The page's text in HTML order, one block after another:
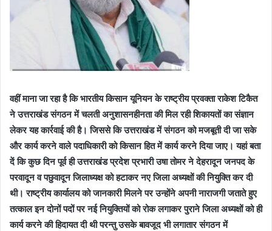
वहीं माना जा रहा है कि भारतीय किसान यूनियन के राष्ट्रीय प्रवक्ता राकेश टिकैत
ने उत्तराखंड संगठन में चलती अनुशासनहीनता की मिल रही शिकायतों का संज्ञान
लेकर यह कार्रवाई की है। जिससे कि उत्तराखंड में संगठन को मजबूती दी जा सके
और कार्य करने वाले पदाधिकारी को किसान हित में कार्य करने दिया जाए। यहां बता
दें कि कुछ दिन पूर्व ही उत्तराखंड प्रदेश प्रभारी उषा तोमर ने देहरादून जनपद के
परवादून व पछुवादून जिलाध्यक्ष को हटाकर नए जिला अध्यक्षों की नियुक्ति कर दी
थी। राष्ट्रीय कार्यालय को जानकारी मिलने पर उन्होंने अपनी नाराजगी जताते हुए
तत्काल इन दोनों पदों पर नई नियुक्तियों को रोक लगाकर पुराने जिला अध्यक्षों को ही
कार्य करने की हिदायत दी थी परन्तु उसके बावजूद भी लगातार संगठन में